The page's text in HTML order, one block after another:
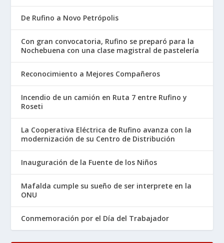
De Rufino a Novo Petrópolis
Con gran convocatoria, Rufino se preparó para la
Nochebuena con una clase magistral de pastelería
Reconocimiento a Mejores Compañeros
Incendio de un camión en Ruta 7 entre Rufino y
Roseti
La Cooperativa Eléctrica de Rufino avanza con la
modernización de su Centro de Distribución
Inauguración de la Fuente de los Niños
Mafalda cumple su sueño de ser interprete en la
ONU
Conmemoración por el Día del Trabajador